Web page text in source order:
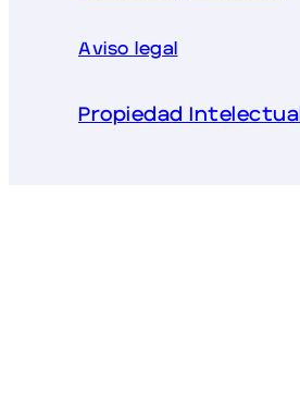
Aviso legal
Propiedad Intelectual